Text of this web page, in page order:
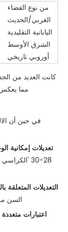
من نوع الفضاء
الغربي/الحديث
اليابانية التقليدية
الشرق الأوسط
أوروبي تاريخي
كانت العديد من
مما يعكس
في حين أن
تعديلات إمكانية
28-30
التعديلات المتعلقة
السن من
اعتبارات